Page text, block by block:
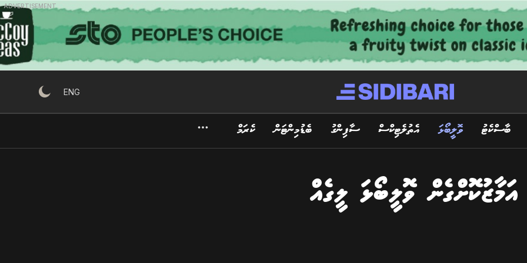
ADVERTISEMENT
ENG
ބާސްކެޓު ވޮލީބޯޅަ އެތުލެޓިކްސް ސާފިންގު ބެޑުމިންޓަން ކެރަމް
ވޮލީބޯޅަ ލީގެއް